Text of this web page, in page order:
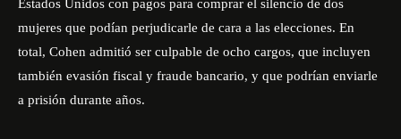
Estados Unidos con pagos para comprar el silencio de dos
mujeres que podían perjudicarle de cara a las elecciones. En
total, Cohen admitió ser culpable de ocho cargos, que incluyen
también evasión fiscal y fraude bancario, y que podrían enviarle
a prisión durante años.